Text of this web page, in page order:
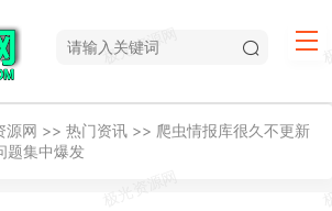
源网 >> 热门资讯 >> 爬虫情报库很久不更新
题集中爆发